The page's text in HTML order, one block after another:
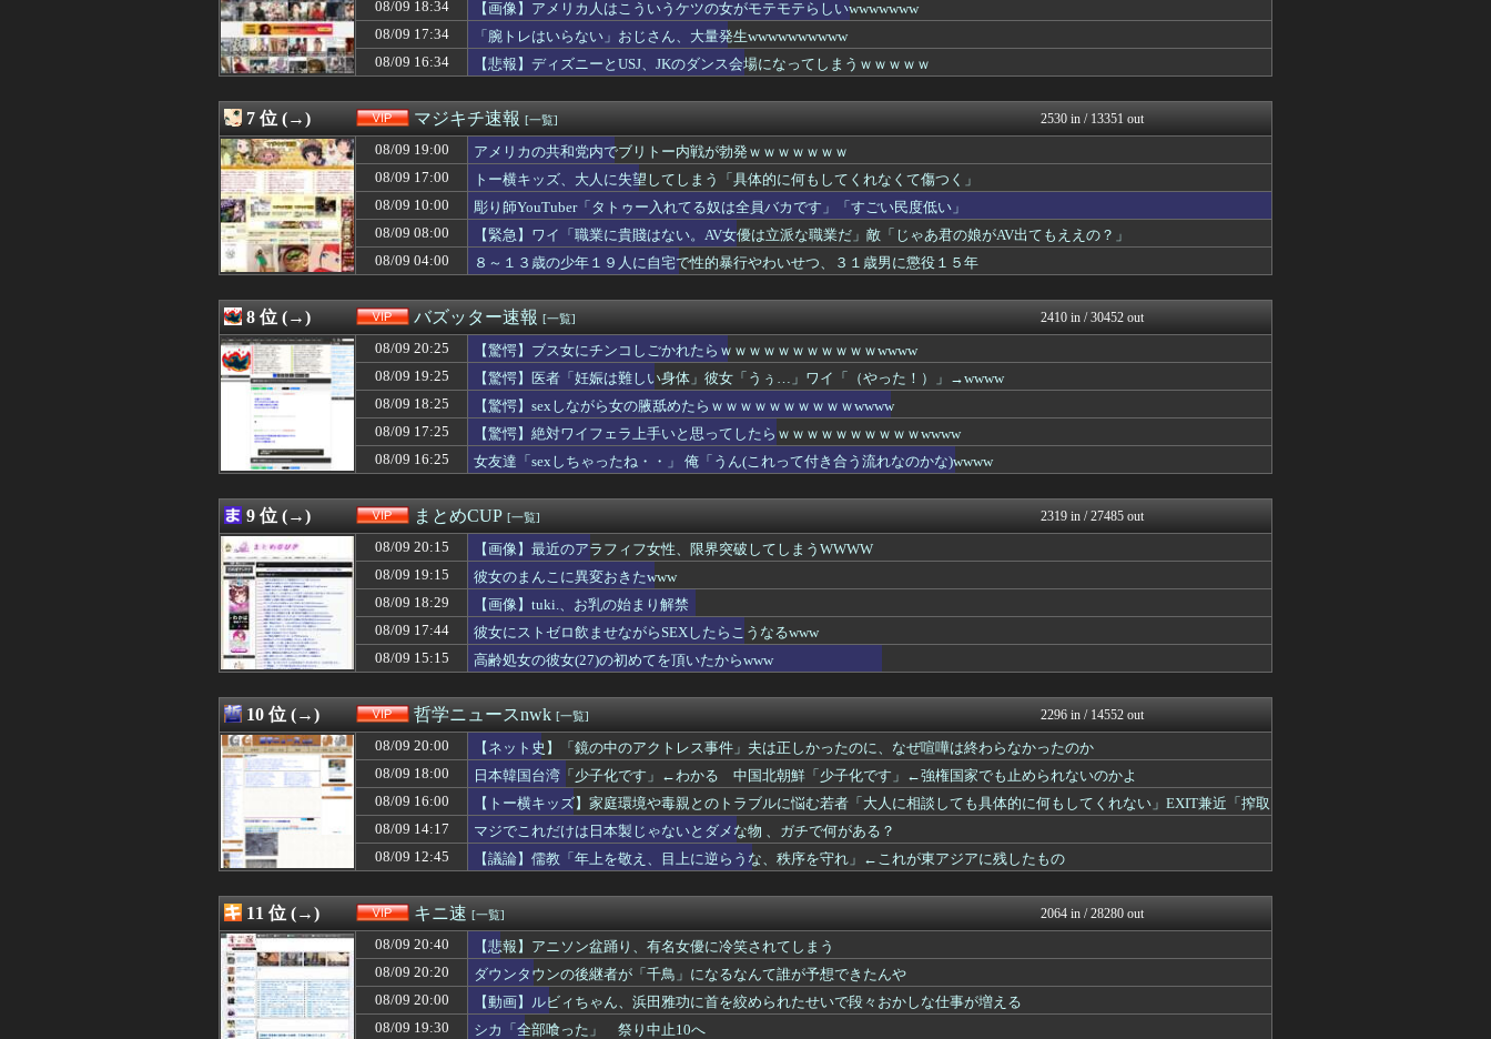
08/09 19:09
ショートスリーパーの堀大輔さん、4時間寝てた事がバレるwwwww
08/09 19:09
【悲報】仙台育英のマネージャー、首をひねっただけでウインクしたことにされてしま...
08/09 19:09
【熊本地震】車中泊避難民 ガソリンが空になり亡くなる
コノユビニュース｜みんなの...
08/09 19:05
【画像】セブンイレブンのバイト「AIにちいかわの画像を食わせてっと…できた！」...
08/09 19:02
【朗報】むちむち女子バレー選手さん、脱いでしまう💕💕💕
いたしん！
08/09 19:00
【画像】白石麻衣さん(34)、高校生の息子がいるオカンみたいになってしまう
08/09 19:00
【悲報】脳外科医「腫瘍取るぞ！」→腫瘍じゃないx2→正常な脳を摘出され意識はあ...
08/09 19:00
【画像】AIレベルの綺麗すぎるプロポーズ花火が打ち上がる㊗🎇
VIPPER速報
08/09 19:00
【悲報】日本人、もはや何も欲しがらなくなるｗｗｗｗｗｗｗｗｗｗｗｗｗｗｗｗｗｗ...
V速ニュップ
08/09 19:00
皆が知っているちょっとした雑学ｗｗｗ
08/09 19:00
アメリカの共和党内でブリトー内戦が勃発ｗｗｗｗｗｗｗ
マジキチ速報
08/09 19:00
【悲報】日本人、もはや何も欲しがらなくなるｗｗｗｗｗｗｗｗｗｗｗｗｗｗｗｗｗｗ...
思考ちゃんねる
08/09 19:00
【朗報】イオンでカップヌ－ドル詰め放題ｗｗｗｗｗｗｗｗｗｗｗｗｗｗｗｗｗｗ
08/09 18:49
【画像】MEGUMI(42)の爆乳、健在だったｗｗｗｗｗｗｗｗｗ
なんJミュージアム
08/09 18:45
【画像】咲-Saki-、もうめちゃくちゃ
08/09 18:45
自転車屋でボッタクられた
08/09 18:45
【画像】咲-Saki-、もうめちゃくちゃ
08/09 18:42
【朗報】X、既存の収益化プログラムを終了 インプレゾンビ死滅か
ゴールデンタイムズ
08/09 18:40
【画像】マツダが黒字転換！！CX-5がバカ売れｗｗｗｗｗｗ
08/09 18:39
【悲報】ワイの元カノ、風俗で見つかる。。
08/09 18:35
【画像】芋臭い田舎”JK”が垢抜けた結果、一同驚愕ｗｗｗｗｗｗｗｗｗｗｗｗ
不思議.net - 5ch...
08/09 18:34
【画像】アメリカ人はこういうケツの女がモテモテらしいwwwwwww
筋肉速報
08/09 18:32
【画像】男の娘で抜いたら濃いのが出た
いたしん！
08/09 18:31
【悲報】日本、円安なのに人口少ない台湾と韓国に「輸出額」抜かれ日本沈没ｗｗｗ
おうまがタイムズ
08/09 18:30
靖国神社、コスプレ軍装を禁止へ・・・
08/09 18:30
【悲報】令和最新の浴衣、痴女呼ばわりされる
08/09 18:30
【悲報】バスローブ着てタバコ吸いながら記者会見する奴ｗｗｗｗｗｗｗｗｗｗｗｗｗ...
キニ速
08/09 18:29
【画像】tuki.、お乳の始まり解禁
08/09 18:27
電源タップの寿命の目安は3～5年です←これマジ？
08/09 18:25
【驚愕】sexしながら女の腋舐めたらｗｗｗｗｗｗｗｗｗｗwwww
バズッター速報
08/09 18:18
【衝撃】ワイ、軽貨物ドライバーという職業を知るｗｗｗｗｗ
NEWSぽけまとめーる
08/09 18:13
【悲報】八王子の夏祭り、衛生管理終わってた
キニ速
08/09 18:10
【画像】佐倉綾音(32)、ついに自分のシコポイントに気付いてしまう・・・
VIPPER速報
08/09 18:10
「サウダージ」とかいうサウダージでしか聞いたことない言葉・・・
スコールちゃんねる｜２ちゃ...
08/09 18:10
🔴悲報🔴リアルみいちゃん、共産党の街宣で見つかる（※画像あり）
ラビット速報
08/09 18:09
【画像】運動後にぐったりしてる女子高生さんたちｗｗｗｗｗｗｗｗｗ
うしみつ-5chまとめ-
警視庁の担当者「飯塚幸三を逮捕しなくていい理由を考えるために1000ページもの...
コノユビニュース｜みんなの...
08/09 18:09
【悲報】『鶏刺し』を食べた医師、全身麻痺へ
08/09 18:06
【画像】女さん「彼氏が強制わいせつで捕まって謝罪の手紙が来た」ﾊﾟｼｬｯ
まにゅそく 2chまとめニ...
08/09 18:05
【画像】TWICE・モモ(30)、またしてもセクシーボデーを披露ｗｗｗｗｗｗｗ...
不思議.net - 5ch...
08/09 18:03
【悲報】甲子園の東京代表、一回戦で全滅──
Zチャンネル＠VIP
08/09 18:02
【悲報】レズ「女と付き合うの地獄すぎる、男はどうやって耐えてんの？」
いたしん！
08/09 18:00
日本韓国台湾「少子化です」←わかる 中国北朝鮮「少子化です」←強権国家でも止め...
08/09 18:00
【悲報】ディズニーのおいなり巻（600円）、卑猥すぎて賛否両論wwwwwwww...
08/09 18:00
誤って脳幹を摘出された女性､重篤な植物状態だが､意識は正常で何かを思考している...
【2ch】ニュー速クオリテ...
08/09 18:00
【悲報】人気アニメ「メイドインアビス」の主題歌にVTuberさんが起用されてま...
(*ﾟ∀ﾟ)ゞカガクニュー...
08/09 18:00
赤信号「赤やで！止まってな！」セレナさん「セレナ行きます！」←これwwwwww...
08/09 18:34
【画像】アメリカ人はこういうケツの女がモテモテらしいwwwwwww
08/09 17:34
「腕トレはいらない」おじさん、大量発生wwwwwwwwww
08/09 16:34
【悲報】ディズニーとUSJ、JKのダンス会場になってしまうｗｗｗｗｗ
7 位 (→) マジキチ速報 [一覧] 2530 in / 13351 out
08/09 19:00
アメリカの共和党内でブリトー内戦が勃発ｗｗｗｗｗｗｗ
08/09 17:00
トー横キッズ、大人に失望してしまう「具体的に何もしてくれなくて傷つく」
08/09 10:00
彫り師YouTuber「タトゥー入れてる奴は全員バカです」「すごい民度低い」
08/09 08:00
【緊急】ワイ「職業に貴賤はない。AV女優は立派な職業だ」敵「じゃあ君の娘がAV出てもええの？」
08/09 04:00
８～１３歳の少年１９人に自宅で性的暴行やわいせつ、３１歳男に懲役１５年
8 位 (→) バズッター速報 [一覧] 2410 in / 30452 out
08/09 20:25
【驚愕】ブス女にチンコしごかれたらｗｗｗｗｗｗｗｗｗｗｗwwww
08/09 19:25
【驚愕】医者「妊娠は難しい身体」彼女「うぅ…」ワイ「（やった！）」→wwww
08/09 18:25
【驚愕】sexしながら女の腋舐めたらｗｗｗｗｗｗｗｗｗｗwwww
08/09 17:25
【驚愕】絶対ワイフェラ上手いと思ってしたらｗｗｗｗｗｗｗｗｗｗwwww
08/09 16:25
女友達「sexしちゃったね・・」 俺「うん(これって付き合う流れなのかな)wwww
9 位 (→) まとめCUP [一覧] 2319 in / 27485 out
08/09 20:15
【画像】最近のアラフィフ女性、限界突破してしまうWWWW
08/09 19:15
彼女のまんこに異変おきたwww
08/09 18:29
【画像】tuki.、お乳の始まり解禁
08/09 17:44
彼女にストゼロ飲ませながらSEXしたらこうなるwww
08/09 15:15
高齢処女の彼女(27)の初めてを頂いたからwww
10 位 (→) 哲学ニュースnwk [一覧] 2296 in / 14552 out
08/09 20:00
【ネット史】「鏡の中のアクトレス事件」夫は正しかったのに、なぜ喧嘩は終わらなかったのか
08/09 18:00
日本韓国台湾「少子化です」←わかる 中国北朝鮮「少子化です」←強権国家でも止められないのかよ
08/09 16:00
【トー横キッズ】家庭環境や毒親とのトラブルに悩む若者「大人に相談しても具体的に何もしてくれない」EXIT兼近「搾取
しようとする大人をどう除外するか」
08/09 14:17
マジでこれだけは日本製じゃないとダメな物 、ガチで何がある？
08/09 12:45
【議論】儒教「年上を敬え、目上に逆らうな、秩序を守れ」←これが東アジアに残したもの
11 位 (→) キニ速 [一覧] 2064 in / 28280 out
08/09 20:40
【悲報】アニソン盆踊り、有名女優に冷笑されてしまう
08/09 20:20
ダウンタウンの後継者が「千鳥」になるなんて誰が予想できたんや
08/09 20:00
【動画】ルビィちゃん、浜田雅功に首を絞められたせいで段々おかしな仕事が増える
08/09 19:30
シカ「全部喰った」 祭り中止10へ